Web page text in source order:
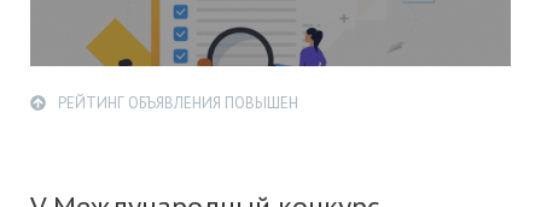
РЕЙТИНГ ОБЪЯВЛЕНИЯ ПОВЫШЕН